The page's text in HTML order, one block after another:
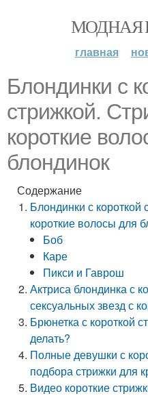
МОДНАЯ
главная
Блондинки с
стрижкой.
короткие
блондинок
Содержание
Блондинки с
короткие волосы для
Боб
Каре
Пикси и Гаврош
Актриса блондинка с
сексуальных звезд с
Брюнетка с короткой
делать?
Полные девушки с
подбора стрижки для
Видео короткие